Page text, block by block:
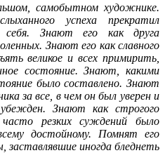
самобытном художнике.
успеха прекратил
себя. Знают его как друга
Знают его как славного
великое и всех примирить,
состояние. Знают, какими
было составлено. Знают
за все, в чем он был уверен и
Знают как строгого
резких суждений было
достойному. Помнят его
заставлявшие иногда бледнеть